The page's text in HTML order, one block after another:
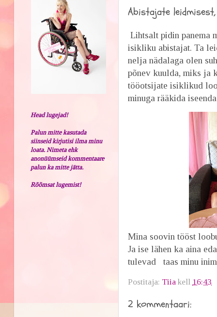
Abistajate
Lihtsalt pidin panema
isikliku abistajat. Ta
nelja nädalaga olen
põnev kuulda, miks ja
tööotsijate isiklikud
minuga rääkida
Mina soovin tööst
Ja ise lähen ka aina
tulevad taas minu
Postitaja: Tiia kell 16:43
2 kommentaari:
Head lugejad!
Palun mitte kasutada
siinseid kirjutisi ilma minu
loata. Nimeta ehk
anonüümseid kommentaare
palun ka mitte jätta.
Rõõmsat lugemist!